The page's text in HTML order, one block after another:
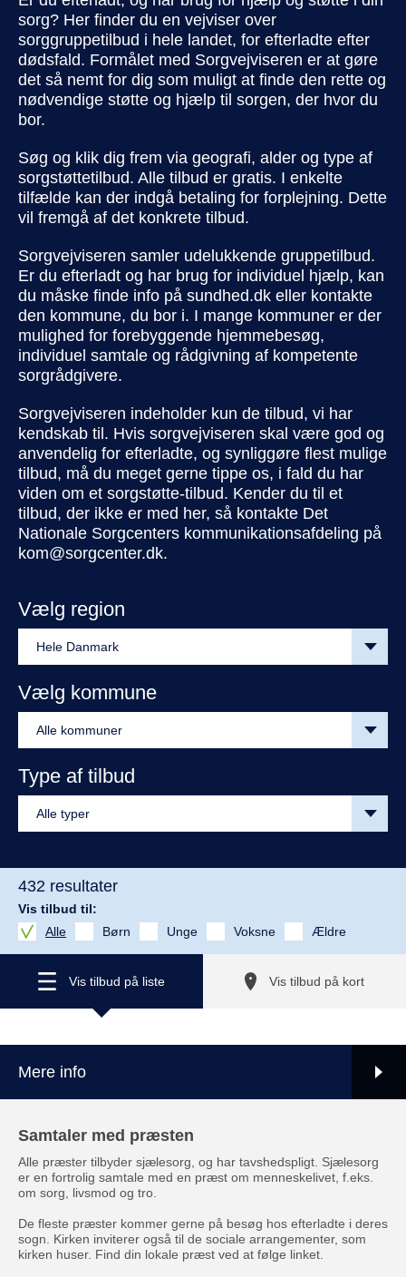
sorg? Her finder du en vejviser over
sorggruppetilbud i hele landet, for efterladte efter
dødsfald. Formålet med Sorgvejviseren er at gøre
det så nemt for dig som muligt at finde den rette og
nødvendige støtte og hjælp til sorgen, der hvor du
bor.
Søg og klik dig frem via geografi, alder og type af
sorgstøttetilbud. Alle tilbud er gratis. I enkelte
tilfælde kan der indgå betaling for forplejning. Dette
vil fremgå af det konkrete tilbud.
Sorgvejviseren samler udelukkende gruppetilbud.
Er du efterladt og har brug for individuel hjælp, kan
du måske finde info på sundhed.dk eller kontakte
den kommune, du bor i. I mange kommuner er der
mulighed for forebyggende hjemmebesøg,
individuel samtale og rådgivning af kompetente
sorgrådgivere.
Sorgvejviseren indeholder kun de tilbud, vi har
kendskab til. Hvis sorgvejviseren skal være god og
anvendelig for efterladte, og synliggøre flest mulige
tilbud, må du meget gerne tippe os, i fald du har
viden om et sorgstøtte-tilbud. Kender du til et
tilbud, der ikke er med her, så kontakte Det
Nationale Sorgcenters kommunikationsafdeling på
kom@sorgcenter.dk.
Vælg region
Vælg kommune
Type af tilbud
432 resultater
Vis tilbud til:
Alle
Børn Unge Voksne Ældre
Vis tilbud på liste Vis tilbud på kort
Mere info
Samtaler med præsten
Alle præster tilbyder sjælesorg, og har tavshedspligt. Sjælesorg
er en fortrolig samtale med en præst om menneskelivet, f.eks.
om sorg, livsmod og tro.
De fleste præster kommer gerne på besøg hos efterladte i deres
sogn. Kirken inviterer også til de sociale arrangementer, som
kirken huser. Find din lokale præst ved at følge linket.